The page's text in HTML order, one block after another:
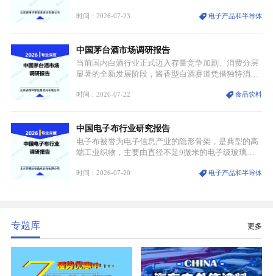
沉积（CVD）、原子层沉积（ALD）工艺专用前驱体
密制造流程。
时间：2026-07-23 电子产品和半导体
中国茅台酒市场调研报告
当前国内白酒行业正式迈入存量竞争加剧、消费分层
显著的全新发展阶段，酱香型白酒赛道凭借独特消费
道。贵州茅台凭借独一无二的核心产区壁垒、刚性产
业。
时间：2026-07-22 食品饮料
中国电子布行业研究报告
电子布被誉为电子信息产业的隐形骨架，是典型的高
端工业织物，主要由直径不足9微米的电子级玻璃纤
生产制造过程中不可或缺的核心基材。电子布具备高
时间：2026-07-20 电子产品和半导体
专题库 更多